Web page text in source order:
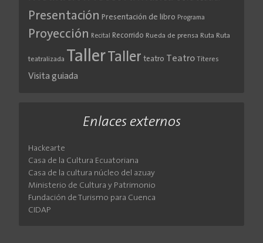
Presentación Presentación de libro Programa
Proyección Recital Recorrido Rueda de prensa Ruta Ruta
teatralizada TallerTaller teatro Teatro Títeres
Visita guiada
Enlaces externos
Hackearte
Casa de la Cultura Ecuatoriana
Casa de la cultura núcleo del azuay
Ministerio de Cultura y Patrimonio
Fundación de Turismo para Cuenca
CIDAP